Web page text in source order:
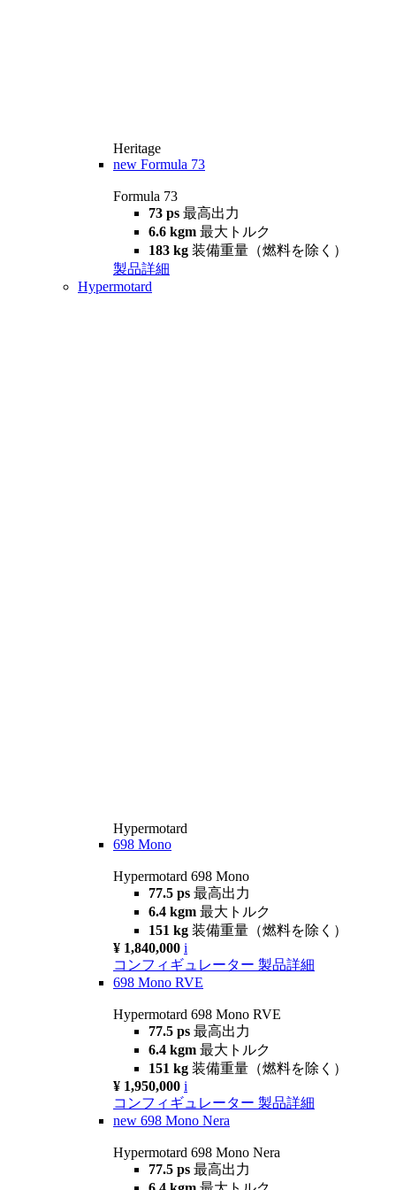
Heritage
new Formula 73
Formula 73
73 ps 最高出力
6.6 kgm 最大トルク
183 kg 装備重量（燃料を除く）
製品詳細
Hypermotard
Hypermotard
698 Mono
Hypermotard 698 Mono
77.5 ps 最高出力
6.4 kgm 最大トルク
151 kg 装備重量（燃料を除く）
¥ 1,840,000 i
コンフィギュレーター 製品詳細
698 Mono RVE
Hypermotard 698 Mono RVE
77.5 ps 最高出力
6.4 kgm 最大トルク
151 kg 装備重量（燃料を除く）
¥ 1,950,000 i
コンフィギュレーター 製品詳細
new 698 Mono Nera
Hypermotard 698 Mono Nera
77.5 ps 最高出力